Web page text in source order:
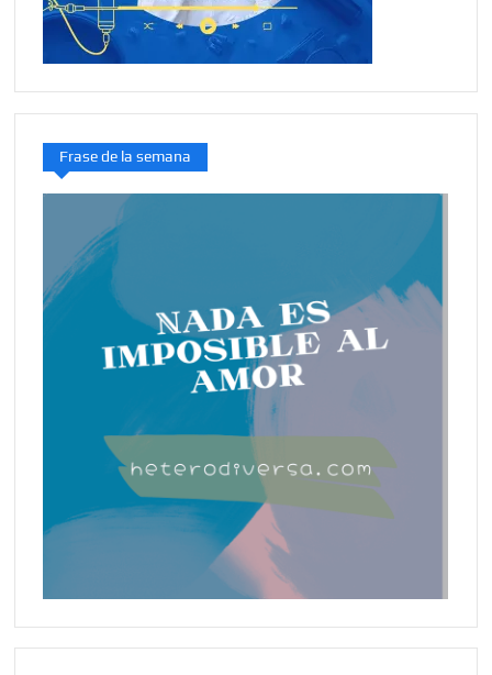
Frase de la semana